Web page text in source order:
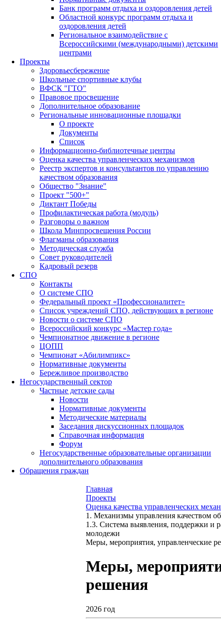
Банк программ отдыха и оздоровления детей
Областной конкурс программ отдыха и
оздоровления детей
Региональное взаимодействие с
Всероссийскими (международными) детскими
центрами
Проекты
Здоровьесбережение
Школьные спортивные клубы
ВФСК "ГТО"
Правовое просвещение
Дополнительное образование
Региональные инновационные площадки
О проекте
Документы
Список
Информационно-библиотечные центры
Оценка качества управленческих механизмов
Реестр экспертов и консультантов по управлению
качеством образования
Общество "Знание"
Проект "500+"
Диктант Победы
Профилактическая работа (модуль)
Разговоры о важном
Школа Минпросвещения России
Флагманы образования
Методическая служба
Совет руководителей
Кадровый резерв
СПО
Контакты
О системе СПО
Федеральный проект «Профессионалитет»
Список учреждений СПО, действующих в регионе
Новости о системе СПО
Всероссийский конкурс «Мастер года»
Чемпионатное движение в регионе
ЦОПП
Чемпионат «Абилимпикс»
Нормативные документы
Бережливое производство
Негосударственный сектор
Частные детские сады
Новости
Нормативные документы
Методические материалы
Заседания дискуссионных площадок
Справочная информация
Форум
Негосударственные образовательные организации
дополнительного образования
Обращения граждан
Главная
Проекты
Оценка качества управленческих
1. Механизмы управления качеством
1.3. Система выявления, поддержки и
молодежи
Меры, мероприятия, управленческие
Меры,
решения
2026 год